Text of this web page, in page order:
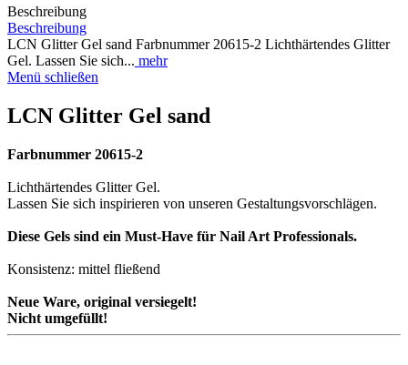
Beschreibung
Beschreibung
LCN Glitter Gel sand Farbnummer 20615-2 Lichthärtendes Glitter
Gel. Lassen Sie sich... mehr
Menü schließen
LCN Glitter Gel sand
Farbnummer 20615-2
Lichthärtendes Glitter Gel.
Lassen Sie sich inspirieren von unseren Gestaltungsvorschlägen.
Diese Gels sind ein Must-Have für Nail Art Professionals.
Konsistenz: mittel fließend
Neue Ware, original versiegelt!
Nicht umgefüllt!